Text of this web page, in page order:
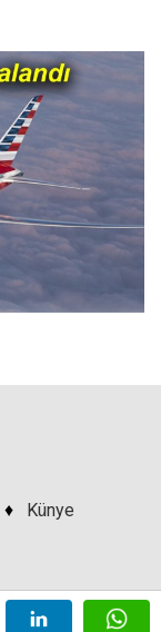
♦ Künye